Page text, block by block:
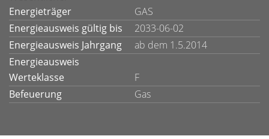
Energieträger
GAS
Energieausweis gültig bis
2033-06-02
Energieausweis Jahrgang
ab dem 1.5.2014
Energieausweis
Werteklasse
F
Befeuerung
Gas